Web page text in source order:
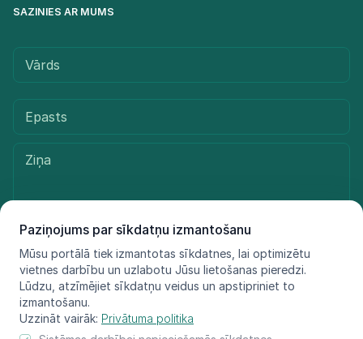
Paziņojums par sīkdatņu izmantošanu
Mūsu portālā tiek izmantotas sīkdatnes, lai optimizētu
vietnes darbību un uzlabotu Jūsu lietošanas pieredzi.
Lūdzu, atzīmējiet sīkdatņu veidus un apstipriniet to
izmantošanu.
Uzzināt vairāk: Privātuma politika
SAZINIES AR MUMS
Sūtīt ziņu